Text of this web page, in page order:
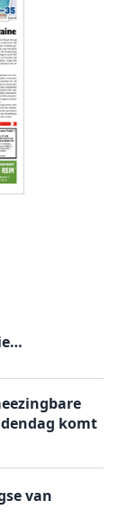
komt
van